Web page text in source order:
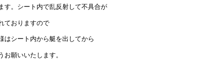
す。シート内で乱反射して不具合が
ておりますので
はシート内から艇を出してから
願いいたします。